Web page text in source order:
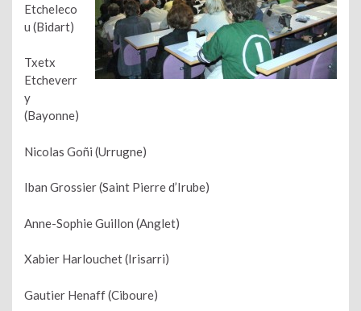
Etcheleco
u (Bidart)
Txetx
Etcheverr
y
(Bayonne)
Nicolas Goñi (Urrugne)
Iban Grossier (Saint Pierre d’Irube)
Anne-Sophie Guillon (Anglet)
Xabier Harlouchet (Irisarri)
Gautier Henaff (Ciboure)